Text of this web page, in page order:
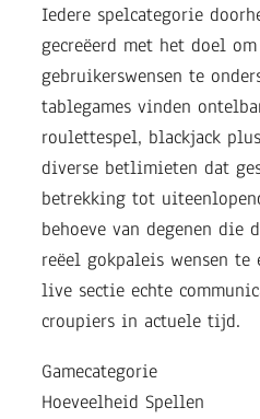
Iedere spelcategorie
gecreëerd met het doel
gebruikerswensen te
tablegames vinden
roulettespel, blackjack
diverse betlimieten dat
betrekking tot
behoeve van degenen die
reëel gokpaleis wensen te
live sectie echte
croupiers in actuele tijd.
Gamecategorie
Hoeveelheid Spellen